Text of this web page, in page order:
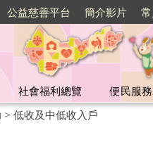
公益慈善平台 簡介影片
社會福利總覽 便民服務
> 低收及中低收入戶